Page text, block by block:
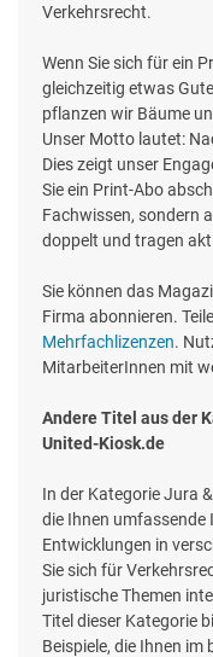
Verkehrsrecht.
Wenn Sie sich für ein
gleichzeitig etwas
pflanzen wir Bäume
Unser Motto lautet:
Dies zeigt unser
Sie ein Print-Abo
Fachwissen, sondern
doppelt und tragen
Sie können das
Firma abonnieren.
Mehrfachlizenzen.
MitarbeiterInnen mit
Andere Titel aus der
United-Kiosk.de
In der Kategorie Jura
die Ihnen
Entwicklungen in
Sie sich für
juristische Themen
Titel dieser Kategorie
Beispiele, die Ihnen